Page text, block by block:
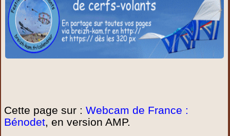
Cette page sur :Webcam de France :
Bénodet, en version AMP.